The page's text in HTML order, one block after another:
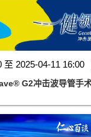
至 2025-04-11 16:00
G2冲击波导管手